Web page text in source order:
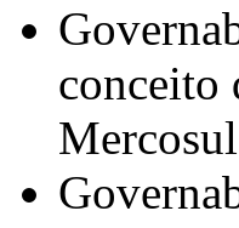
conceito
Mercosul